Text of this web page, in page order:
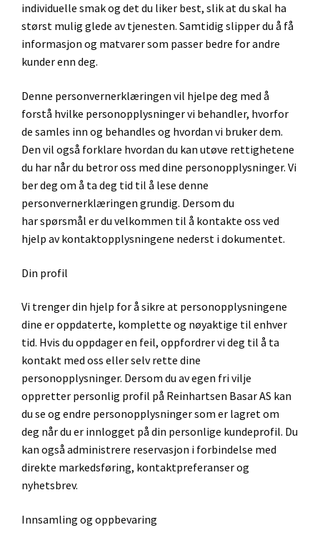
individuelle smak og det du liker best, slik at du skal ha
størst mulig glede av tjenesten. Samtidig slipper du å få
informasjon og matvarer som passer bedre for andre
kunder enn deg.
Denne personvernerklæringen vil hjelpe deg med å
forstå hvilke personopplysninger vi behandler, hvorfor
de samles inn og behandles og hvordan vi bruker dem.
Den vil også forklare hvordan du kan utøve rettighetene
du har når du betror oss med dine personopplysninger. Vi
ber deg om å ta deg tid til å lese denne
personvernerklæringen grundig. Dersom du
har spørsmål er du velkommen til å kontakte oss ved
hjelp av kontaktopplysningene nederst i dokumentet.
Din profil
Vi trenger din hjelp for å sikre at personopplysningene
dine er oppdaterte, komplette og nøyaktige til enhver
tid. Hvis du oppdager en feil, oppfordrer vi deg til å ta
kontakt med oss eller selv rette dine
personopplysninger. Dersom du av egen fri vilje
oppretter personlig profil på Reinhartsen Basar AS kan
du se og endre personopplysninger som er lagret om
deg når du er innlogget på din personlige kundeprofil. Du
kan også administrere reservasjon i forbindelse med
direkte markedsføring, kontaktpreferanser og
nyhetsbrev.
Innsamling og oppbevaring